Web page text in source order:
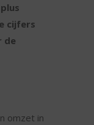
cijfers
de
omzet in